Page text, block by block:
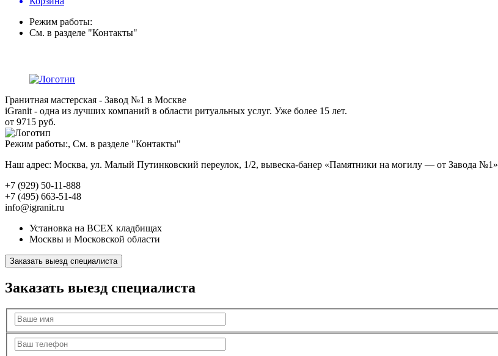
Режим работы:
См. в разделе "Контакты"
Гранитная мастерская - Завод №1 в Москве
iGranit - одна из лучших компаний в области ритуальных услуг. Уже более 15 лет.
от 9715 руб.
Режим работы:, См. в разделе "Контакты"
Наш адрес: Москва, ул. Малый Путинковский переулок, 1/2, вывеска-банер «Памятники на могилу — от Завода №1»
+7 (929) 50-11-888
+7 (495) 663-51-48
info@igranit.ru
Установка на ВСЕХ кладбищах
Москвы и Московской области
Заказать выезд специалиста
Заказать выезд специалиста